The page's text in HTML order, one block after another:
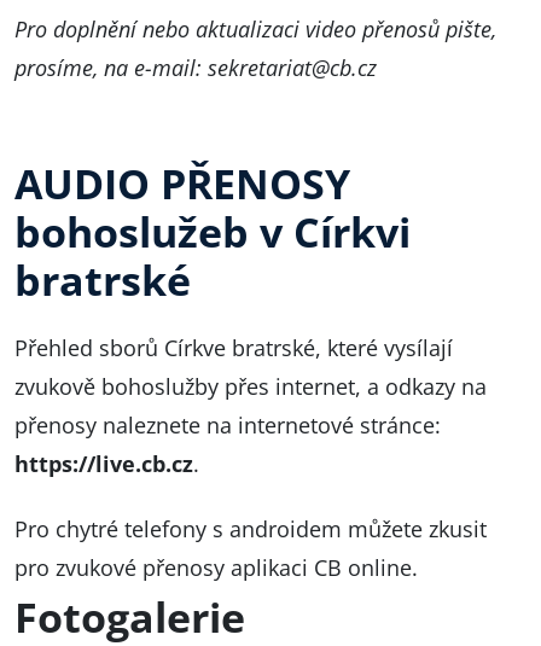
Pro doplnění nebo aktualizaci video přenosů pište,
prosíme, na e-mail: sekretariat@cb.cz
AUDIO PŘENOSY
bohoslužeb v Církvi
bratrské
Přehled sborů Církve bratrské, které vysílají
zvukově bohoslužby přes internet, a odkazy na
přenosy naleznete na internetové stránce:
https://live.cb.cz.
Pro chytré telefony s androidem můžete zkusit
pro zvukové přenosy aplikaci CB online.
Fotogalerie